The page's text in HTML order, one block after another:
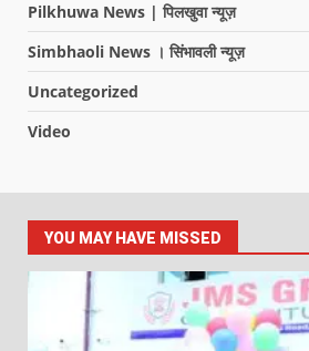
Pilkhuwa News | पिलखुवा न्यूज़
Simbhaoli News । सिंभावली न्यूज़
Uncategorized
Video
YOU MAY HAVE MISSED